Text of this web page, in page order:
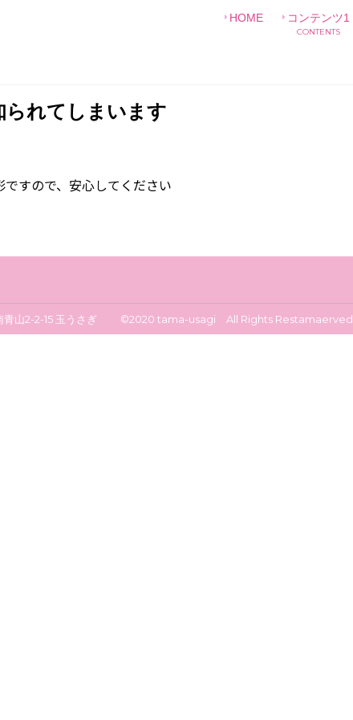
HOME コンテンツ1
CONTENTS
られてしまいます
すので、安心してください
青山2-2-15 玉うさぎ ©2020 tama-usagi All Rights Restamaerved.